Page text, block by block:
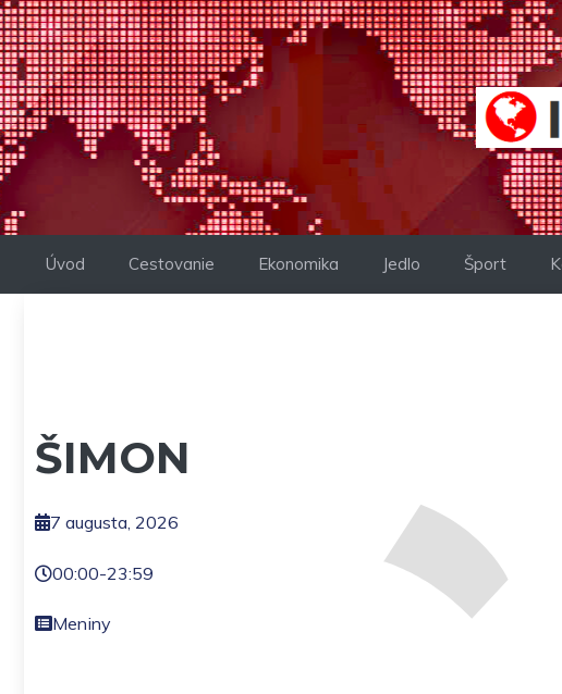
Preskočiť
na
obsah
Úvod Cestovanie Ekonomika Jedlo Šport
ŠIMON
7 augusta, 2026
00:00-23:59
Meniny